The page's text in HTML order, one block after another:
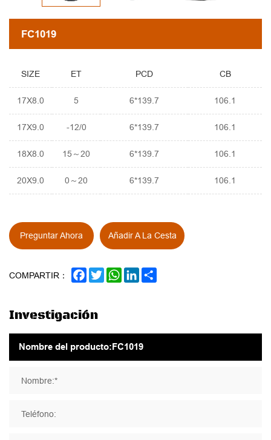
FC1019
SIZE ET PCD CB
17X8.0 5 6*139.7 106.1
17X9.0 -12/0 6*139.7 106.1
18X8.0 15～20 6*139.7 106.1
20X9.0 0～20 6*139.7 106.1
Preguntar Ahora Añadir A La Cesta
COMPARTIR： FACEBOOK
TWITTERWHATSAPP
LINKEDIN
Investigación
Nombre:*
Teléfono: